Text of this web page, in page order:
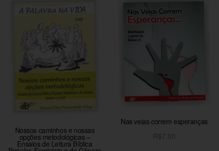
Nossos caminhos e nossas
opções metodológicas –
Ensaios de Leitura Bíblica
Nas veias correm esperanças
R$7,00